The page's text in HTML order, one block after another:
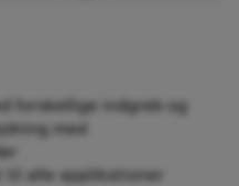
forskellige indgreb og
med
til alle applikationer